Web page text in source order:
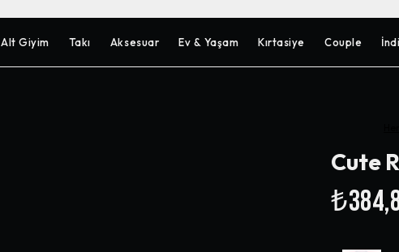
Alt Giyim Takı Aksesuar Ev & Yaşam Kırtasiye Couple
Cute